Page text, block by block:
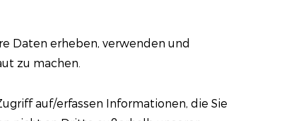
Daten erheben, verwenden und
zu machen.
auf/erfassen Informationen, die Sie